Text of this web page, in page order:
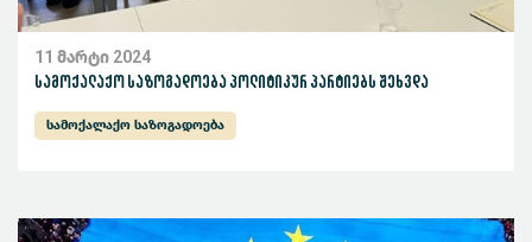
11 მარტი 2024
სამოქალაქო საზოგადოება პოლიტიკურ პარტიებს შეხვდა
სამოქალაქო საზოგადოება